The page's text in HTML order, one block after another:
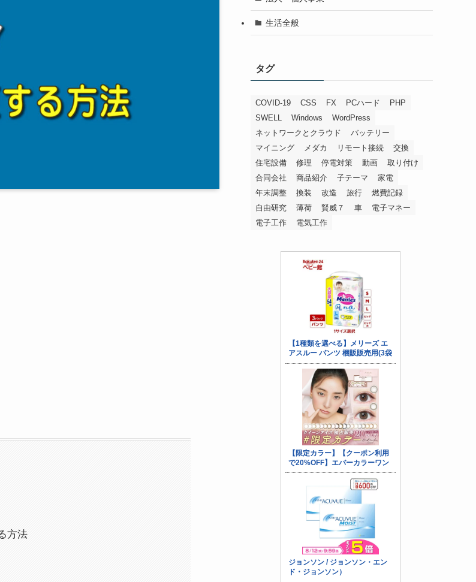
方法
生活全般
タグ
COVID-19 CSS FX PCハード
PHP
SWELL
Windows
WordPress
ネットワークとクラウド
バッテリー
マイニング
メダカ リモート接続
交換
住宅設備
修理 停電対策 動画
取り付け
合同会社
商品紹介 子テーマ
家電
年末調整
換装 改造 旅行
燃費記録
自由研究
薄荷 賢威７ 車
電子マネー
電子工作
電気工作